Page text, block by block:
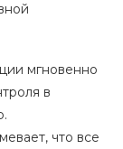
мгновенно
в
что все